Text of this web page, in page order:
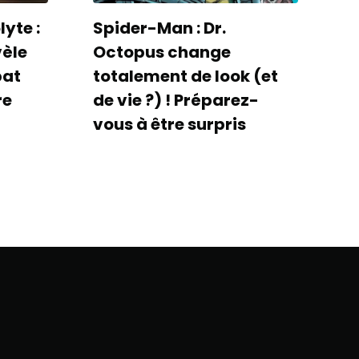
:
Spider-Man : Dr.
Octopus change
totalement de look (et
de vie ?) ! Préparez-
vous à être surpris